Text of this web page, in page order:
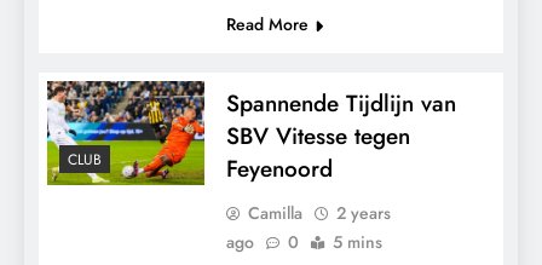
Read More
CLUB
Spannende Tijdlijn van
SBV Vitesse tegen
Feyenoord
Camilla
2 years
ago
0 5 mins